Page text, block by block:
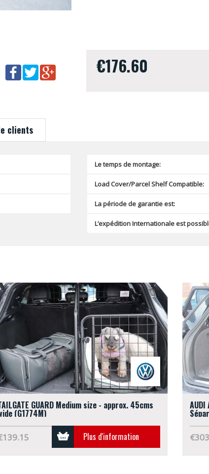
€176.60
clients
Le temps de montage:
Load Cover/Parcel Shelf Compatible:
La période de garantie est:
L’expédition Internationale est
GUARD Medium size - approx. 45cms
(G1774M)
Plus d'information